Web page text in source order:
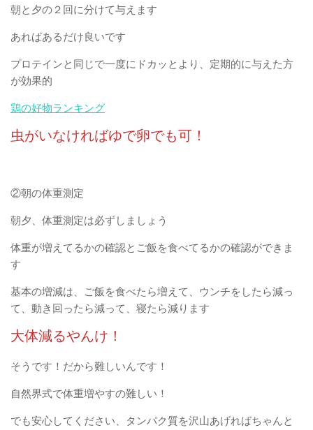
朝と夕の２回に分けて与えます
あればあるだけ良いです
プロテインと同じで一度にドカッとより、定期的に与えた方
が効果的
鶏の好物ランキング
虫がいなければゆで卵でも可！
②朝の体重測定
朝夕、体重測定は必ずしましょう
体重が増えてるかの確認とご飯を食べてるかの確認ができま
す
基本の増減は、ご飯を食べたら増えて、ウンチをしたら減っ
て、動き回ったら減って、寝たら減ります
大体減るやんけ！
そうです！だから難しいんです！
自然界式で体重増やすの難しい！
でも安心してください、タンパク質を沢山あげればちゃんと